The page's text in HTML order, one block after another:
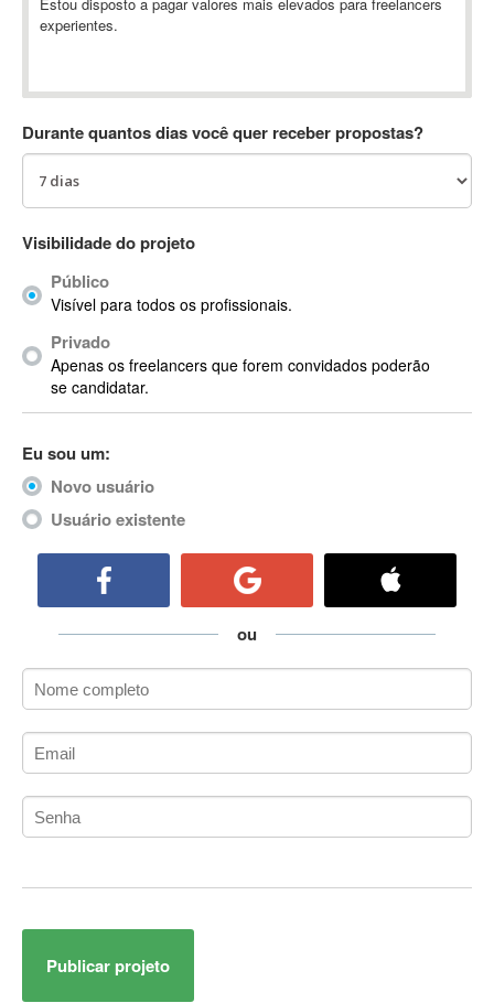
Abstract Window Toolkit (AWT)
Absynth
AC3
AccountMate
ACDSee
ACID Pro
ACPI
Acrobat X
ACT
Actian
Actimize
ActionScript 3
Active Directory
ActiveCollab
ActiveX
ActiveX Data Objects (ADO)
Ada
Adianti Framework
ADK
Administração
Administração de Artistas e Repertórios
Administração de Redes
Administração PostgreSQL
ADO.NET Entity Framework
experientes.
Durante quantos dias você quer receber propostas?
Visibilidade do projeto
Público
Visível para todos os profissionais.
Privado
Apenas os freelancers que forem convidados poderão
se candidatar.
Eu sou um:
Novo usuário
Usuário existente
ou
Publicar projeto